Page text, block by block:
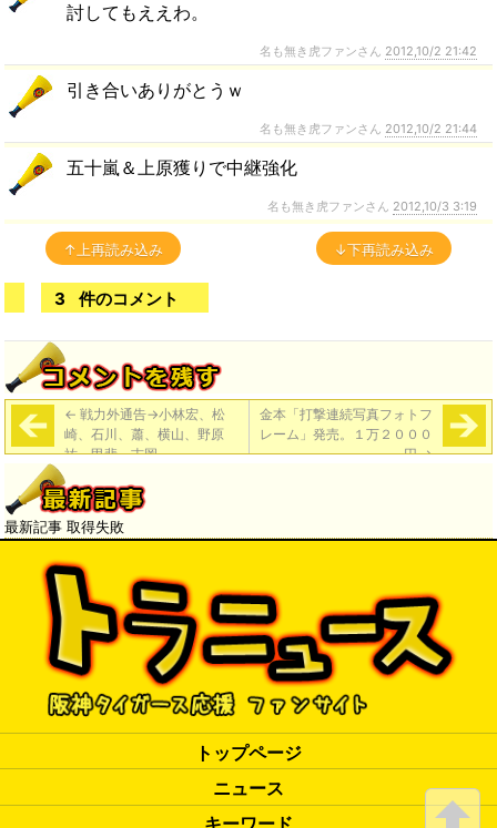
討してもええわ。
名も無き虎ファンさん 2012,10/2 21:42
引き合いありがとうｗ
名も無き虎ファンさん 2012,10/2 21:44
五十嵐＆上原獲りで中継強化
名も無き虎ファンさん 2012,10/3 3:19
↑上再読み込み ↓下再読み込み
3 件のコメント
← 戦力外通告→小林宏、松
崎、石川、蕭、横山、野原
祐、甲斐、吉岡
金本「打撃連続写真フォトフ
レーム」発売。１万２０００
円→
最新記事 取得失敗
トップページ
ニュース